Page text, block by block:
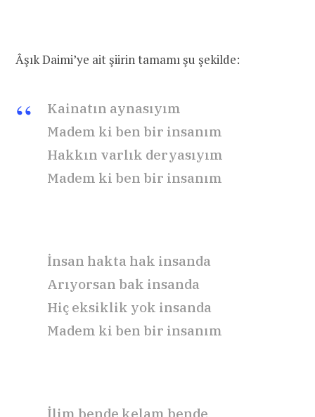
Âşık Daimi’ye ait şiirin tamamı şu şekilde:
Kainatın aynasıyım
Madem ki ben bir insanım
Hakkın varlık deryasıyım
Madem ki ben bir insanım
İnsan hakta hak insanda
Arıyorsan bak insanda
Hiç eksiklik yok insanda
Madem ki ben bir insanım
İlim bende kelam bende